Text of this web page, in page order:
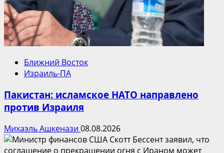
Ближний Восток
Израиль-ПА
Пакистан: исламское НАТО направлено
против Израиля
Михаэль Ашкенази 08.08.2026